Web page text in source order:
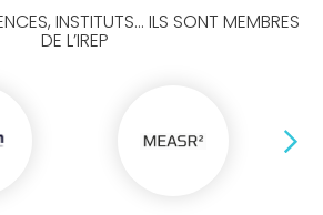
INSTITUTS... ILS SONT MEMBRES
DE L’IREP